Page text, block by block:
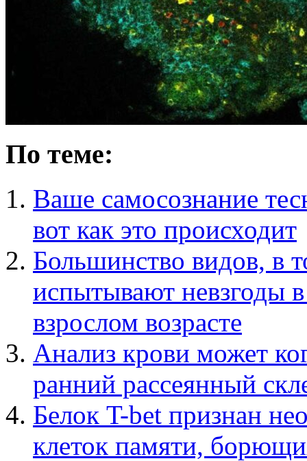
По теме:
Ваше самосознание
вот как это происходит
Большинство видов, в
испытывают невзгоды
взрослом возрасте
Анализ крови может
ранний рассеянный
Белок T-bet признан
клеток памяти,